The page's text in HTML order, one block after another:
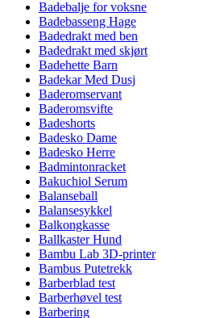
Badebalje for voksne
Badebasseng Hage
Badedrakt med ben
Badedrakt med skjørt
Badehette Barn
Badekar Med Dusj
Baderomservant
Baderomsvifte
Badeshorts
Badesko Dame
Badesko Herre
Badmintonracket
Bakuchiol Serum
Balanseball
Balansesykkel
Balkongkasse
Ballkaster Hund
Bambu Lab 3D-printer
Bambus Putetrekk
Barberblad test
Barberhøvel test
Barbering